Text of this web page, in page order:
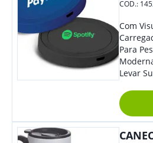
COD.:
Com
Para
Levar
Sua
Mesmo